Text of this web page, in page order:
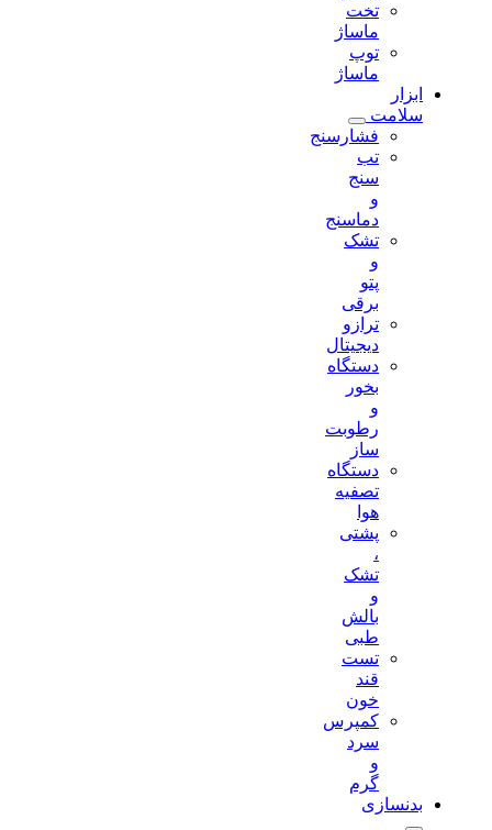
تخت
ماساژ
توپ
ماساژ
ابزار
سلامت
فشارسنج
دماسنج
تشک
ترازو
دیجیتال
دستگاه
رطوبت
دستگاه
تصفیه
پشتی
تست
کمپرس
بدنسازی